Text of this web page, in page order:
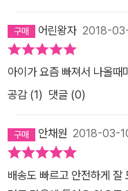
어린왕자 2018-
아이가 요즘 빠져서 나올때
공감 (1) 댓글 (0)
안채원 2018-03-
배송도 빠르고 안전하게 잘